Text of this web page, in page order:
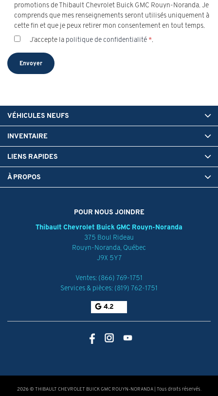
promotions de Thibault Chevrolet Buick GMC Rouyn-Noranda. Je
comprends que mes renseignements seront utilisés uniquement à
cette fin et que je peux retirer mon consentement en tout temps.
J’accepte la politique de confidentialité *.
POUR NOUS JOINDRE
Thibault Chevrolet Buick GMC Rouyn-Noranda
375 Boul Rideau
Rouyn-Noranda, Québec
J9X 5Y7
Ventes: (866) 769-1751
Services & pièces: (819) 762-1751
4.2
VÉHICULES NEUFS
INVENTAIRE
LIENS RAPIDES
À PROPOS
2026 © THIBAULT CHEVROLET BUICK GMC ROUYN-NORANDA| Tous droits réservés.